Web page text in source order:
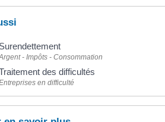
Surendettement
- Impôts - Consommation
des difficultés
en difficulté